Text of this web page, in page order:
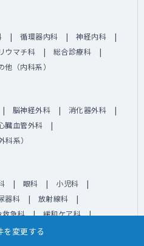
を変更する
循環器内科
神経内科
リウマチ科
総合診療科
他（内科系）
脳神経外科
消化器外科
臓血管外科
科系）
眼科
小児科
器科
放射線科
救急科
緩和ケア科
）